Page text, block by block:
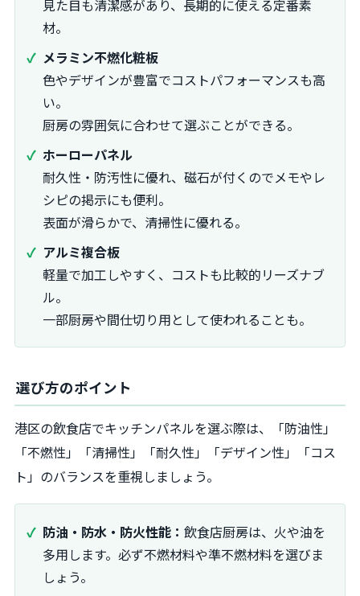
見た目も清潔感があり、長期的に使える定番素
材。
メラミン不燃化粧板
色やデザインが豊富でコストパフォーマンスも高
い。
厨房の雰囲気に合わせて選ぶことができる。
ホーローパネル
耐久性・防汚性に優れ、磁石が付くのでメモやレ
シピの掲示にも便利。
表面が滑らかで、清掃性に優れる。
アルミ複合板
軽量で加工しやすく、コストも比較的リーズナブ
ル。
一部厨房や間仕切り用として使われることも。
選び方のポイント
港区の飲食店でキッチンパネルを選ぶ際は、「防油性」
「不燃性」「清掃性」「耐久性」「デザイン性」「コス
ト」のバランスを重視しましょう。
防油・防水・防火性能： 飲食店厨房は、火や油を
多用します。必ず不燃材料や準不燃材料を選びま
しょう。